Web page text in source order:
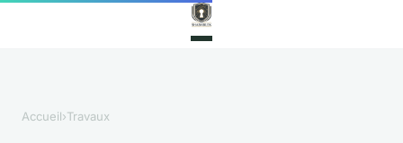
Accueil›Travaux